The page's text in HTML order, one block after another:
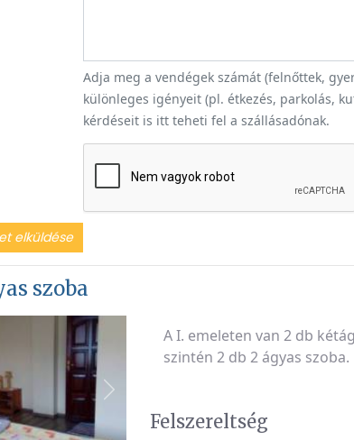
Adja meg a vendégek számát (felnőttek,
különleges igényeit (pl. étkezés, parkolás,
kérdéseit is itt teheti fel a szállásadónak.
elküldése
szoba
Következő
A I. emeleten van 2 db
szintén 2 db 2 ágyas szoba.
Felszereltség